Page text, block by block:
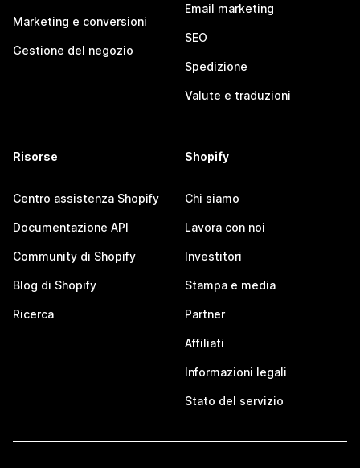
Marketing e conversioni
Gestione del negozio
Email marketing
SEO
Spedizione
Valute e traduzioni
Risorse
Centro assistenza Shopify
Documentazione API
Community di Shopify
Blog di Shopify
Ricerca
Shopify
Chi siamo
Lavora con noi
Investitori
Stampa e media
Partner
Affiliati
Informazioni legali
Stato del servizio